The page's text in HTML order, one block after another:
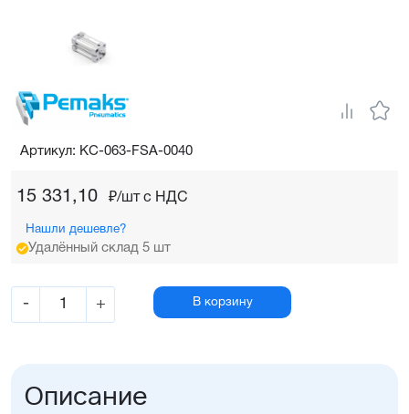
15 331,10 ₽/шт c НДС
Нашли дешевле?
Удалённый склад 5 шт
- + В корзину
Артикул: KC-063-FSA-0040
Описание